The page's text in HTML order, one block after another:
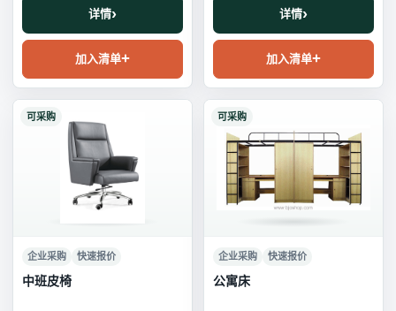
详情
加入清单
详情
加入清单
可采购
企业采购 快速报价
中班皮椅
可采购
企业采购 快速报价
公寓床